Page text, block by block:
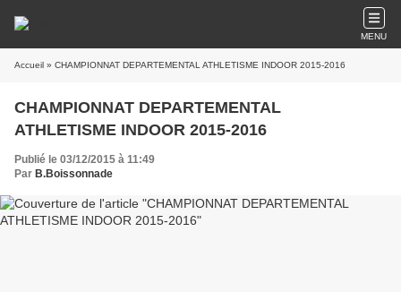
MENU
Accueil » CHAMPIONNAT DEPARTEMENTAL ATHLETISME INDOOR 2015-2016
CHAMPIONNAT DEPARTEMENTAL
ATHLETISME INDOOR 2015-2016
Publié le 03/12/2015 à 11:49
Par B.Boissonnade